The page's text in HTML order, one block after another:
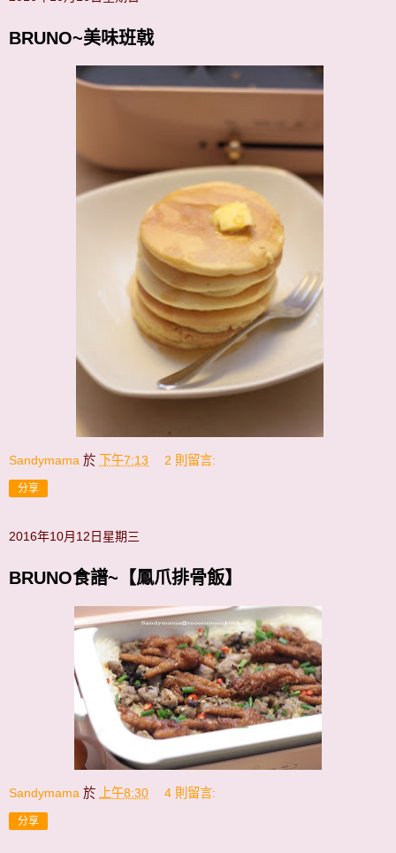
BRUNO~美味班戟
Sandymama 於 下午7:13 2 則留言:
分享
2016年10月12日星期三
BRUNO食譜~【鳳爪排骨飯】
Sandymama 於 上午8:30 4 則留言:
分享